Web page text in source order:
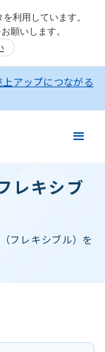
利用しています。
願いします。
アップにつながる
レキシブ
フレキシブル）を